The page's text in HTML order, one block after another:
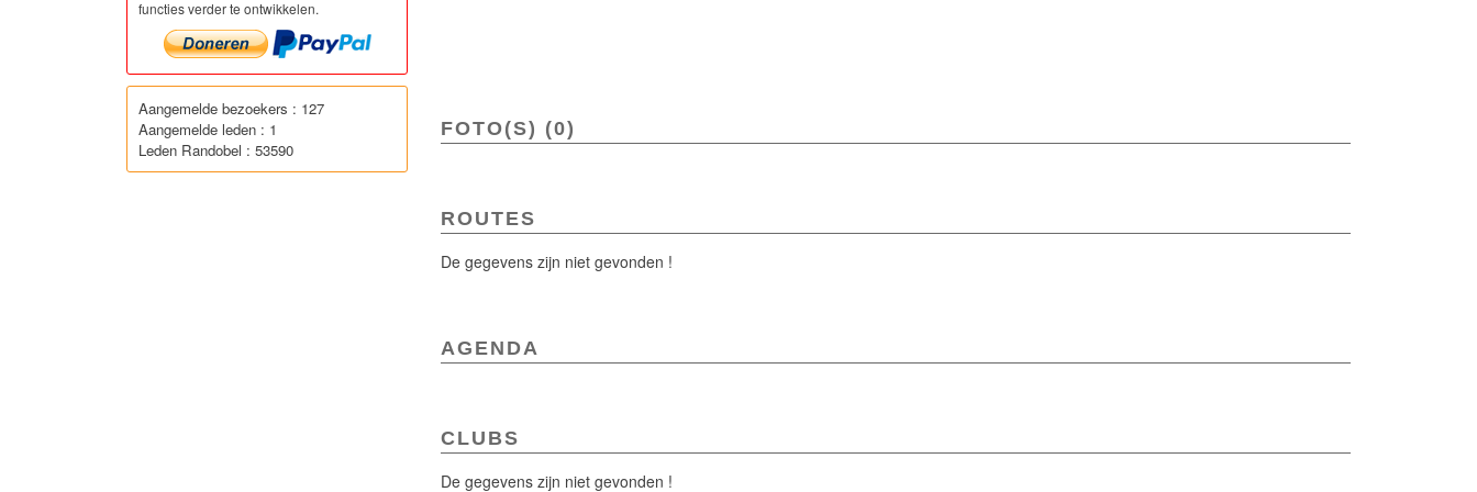
FOTO(S) (0)
ROUTES
De gegevens zijn niet gevonden !
AGENDA
CLUBS
De gegevens zijn niet gevonden !
functies verder te ontwikkelen.
Aangemelde bezoekers : 127
Aangemelde leden : 1
Leden Randobel : 53590